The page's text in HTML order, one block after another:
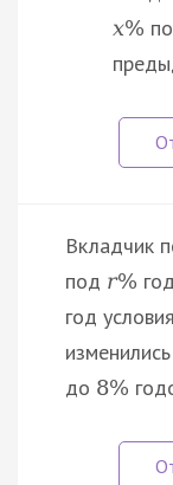
x%
Вкладчик
под r%
год
до 8%